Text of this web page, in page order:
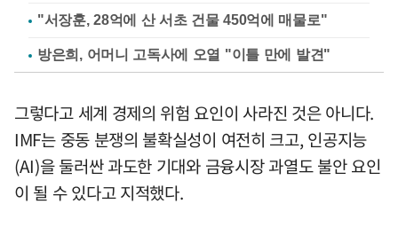
"서장훈, 28억에 산 서초 건물 450억에 매물로"
방은희, 어머니 고독사에 오열 "이틀 만에 발견"
그렇다고 세계 경제의 위험 요인이 사라진 것은 아니다.
IMF는 중동 분쟁의 불확실성이 여전히 크고, 인공지능
(AI)을 둘러싼 과도한 기대와 금융시장 과열도 불안 요인
이 될 수 있다고 지적했다.